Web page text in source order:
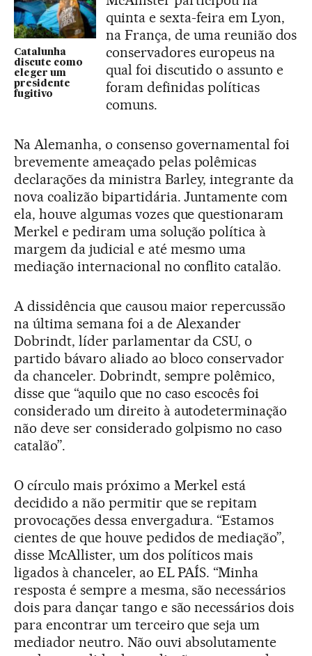
Catalunha
discute como
eleger um
presidente
fugitivo
quinta e sexta-feira em Lyon,
na França, de uma reunião dos
conservadores europeus na
qual foi discutido o assunto e
foram definidas políticas
comuns.
Na Alemanha, o consenso governamental foi
brevemente ameaçado pelas polêmicas
declarações da ministra Barley, integrante da
nova coalizão bipartidária. Juntamente com
ela, houve algumas vozes que questionaram
Merkel e pediram uma solução política à
margem da judicial e até mesmo uma
mediação internacional no conflito catalão.
A dissidência que causou maior repercussão
na última semana foi a de Alexander
Dobrindt, líder parlamentar da CSU, o
partido bávaro aliado ao bloco conservador
da chanceler. Dobrindt, sempre polêmico,
disse que “aquilo que no caso escocês foi
considerado um direito à autodeterminação
não deve ser considerado golpismo no caso
catalão”.
O círculo mais próximo a Merkel está
decidido a não permitir que se repitam
provocações dessa envergadura. “Estamos
cientes de que houve pedidos de mediação”,
disse McAllister, um dos políticos mais
ligados à chanceler, ao EL PAÍS. “Minha
resposta é sempre a mesma, são necessários
dois para dançar tango e são necessários dois
para encontrar um terceiro que seja um
mediador neutro. Não ouvi absolutamente